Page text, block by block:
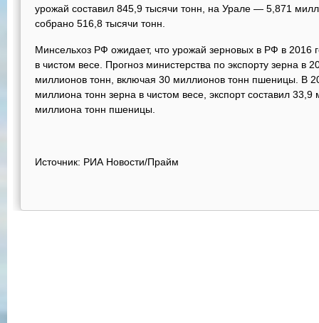
урожай составил 845,9 тысячи тонн, на Урале — 5,871
собрано 516,8 тысячи тонн.
Минсельхоз РФ ожидает, что урожай зерновых в РФ в 2016
в чистом весе. Прогноз министерства по экспорту зерна в
миллионов тонн, включая 30 миллионов тонн пшеницы. В
миллиона тонн зерна в чистом весе, экспорт составил
миллиона тонн пшеницы.
Источник: РИА Новости/Прайм